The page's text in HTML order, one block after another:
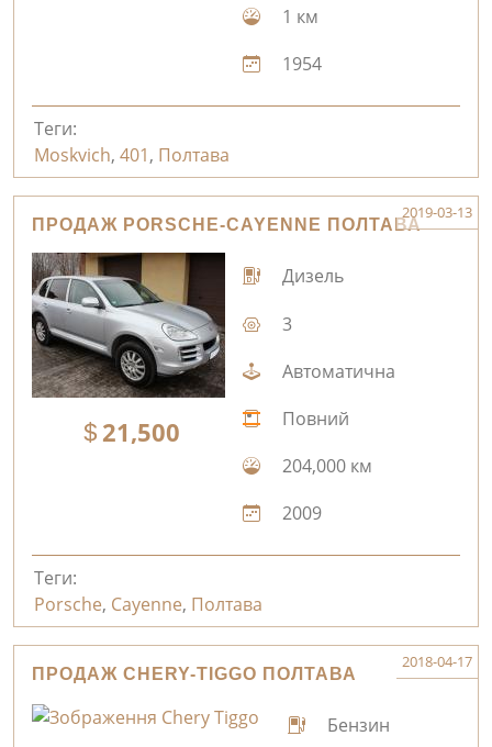
1 км
1954
Теги:
Moskvich, 401, Полтава
ПРОДАЖ PORSCHE-CAYENNE ПОЛТАВА
2019-03-13
21,500
Дизель
3
Автоматична
Повний
204,000 км
2009
Теги:
Porsche, Cayenne, Полтава
ПРОДАЖ CHERY-TIGGO ПОЛТАВА
2018-04-17
Бензин